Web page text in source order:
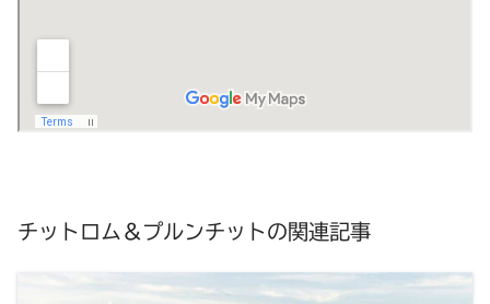
チットロム＆プルンチットの関連記事